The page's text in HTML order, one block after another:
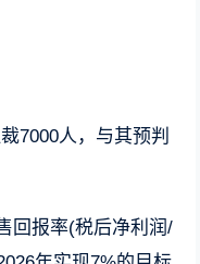
7000人，与其预判
回报率(税后净利润/